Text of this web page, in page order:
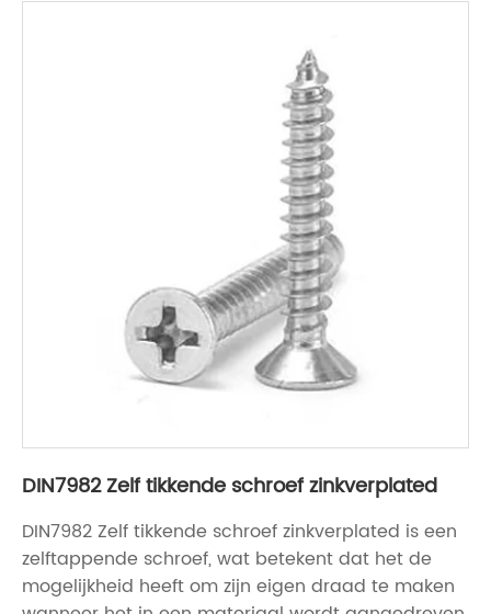
DIN7982 Zelf tikkende schroef zinkverplated
DIN7982 Zelf tikkende schroef zinkverplated is een
zelftappende schroef, wat betekent dat het de
mogelijkheid heeft om zijn eigen draad te maken